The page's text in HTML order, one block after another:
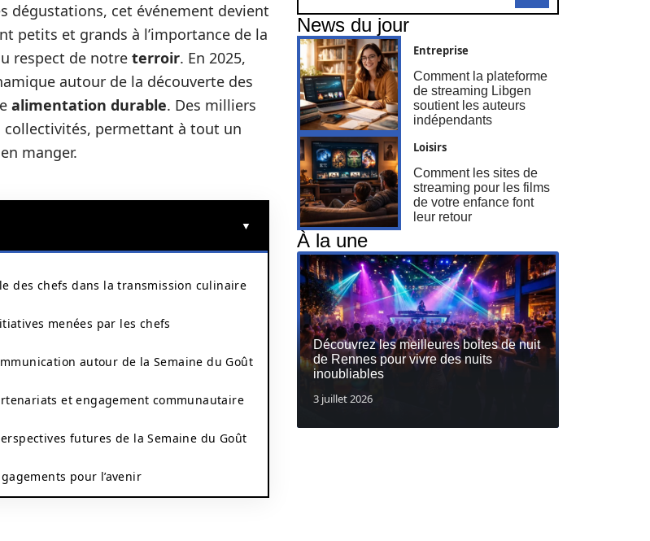
dégustations, cet événement devient
petits et grands à l’importance de la
respect de notre terroir. En 2025,
autour de la découverte des
alimentation durable. Des milliers
collectivités, permettant à tout un
manger.
des chefs dans la transmission culinaire
menées par les chefs
autour de la Semaine du Goût
et engagement communautaire
futures de la Semaine du Goût
pour l’avenir
News du jour
Entreprise
Comment la plateforme
de streaming Libgen
soutient les auteurs
indépendants
Loisirs
Comment les sites de
streaming pour les films
de votre enfance font
leur retour
À la une
Découvrez les meilleures boites de nuit
de Rennes pour vivre des nuits
inoubliables
3 juillet 2026